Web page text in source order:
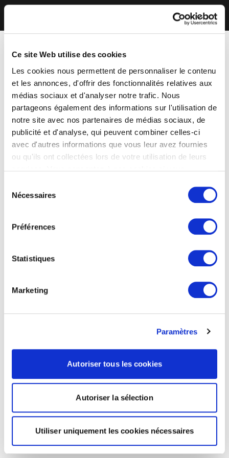
Ce site Web utilise des cookies
Les cookies nous permettent de personnaliser le contenu
et les annonces, d'offrir des fonctionnalités relatives aux
médias sociaux et d'analyser notre trafic. Nous
partageons également des informations sur l'utilisation de
notre site avec nos partenaires de médias sociaux, de
publicité et d'analyse, qui peuvent combiner celles-ci
avec d'autres informations que vous leur avez fournies
ou qu'ils ont collectées lors de votre utilisation de leurs
Nécessaires
Préférences
Statistiques
Marketing
Paramètres
Autoriser tous les cookies
Autoriser la sélection
Utiliser uniquement les cookies nécessaires